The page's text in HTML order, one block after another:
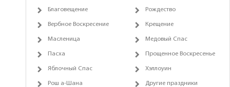
Благовещение Рождество
Вербное Воскресение Крещение
Масленица Медовый Спас
Пасха Прощенное Воскресенье
Яблочный Спас Хэллоуин
Рош а-Шана Другие праздники